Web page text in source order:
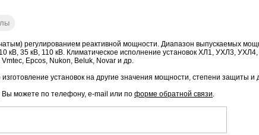
регулированием реактивной мощности. Диапазон выпускаемых
кВ, 35 кВ, 110 кВ. Климатическое исполнение установок ХЛ1, УХЛ3,
Epcos, Nukon, Beluk, Novar и др.
установок на другие значения мощности, степени защиты и
Вы можете по телефону, e-mail или по форме обратной связи.